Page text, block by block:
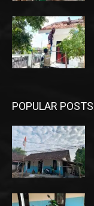
POPULAR POSTS